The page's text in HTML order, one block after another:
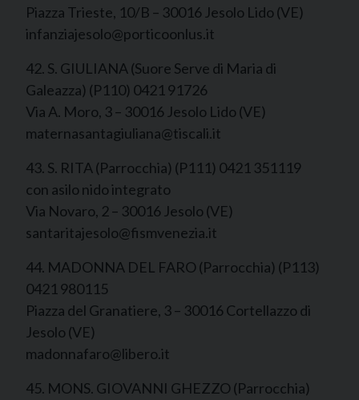
Piazza Trieste, 10/B – 30016 Jesolo Lido (VE)
infanziajesolo@porticoonlus.it
42. S. GIULIANA (Suore Serve di Maria di
Galeazza) (P110) 0421 91726
Via A. Moro, 3 – 30016 Jesolo Lido (VE)
maternasantagiuliana@tiscali.it
43. S. RITA (Parrocchia) (P111) 0421 351119
con asilo nido integrato
Via Novaro, 2 – 30016 Jesolo (VE)
santaritajesolo@fismvenezia.it
44. MADONNA DEL FARO (Parrocchia) (P113)
0421 980115
Piazza del Granatiere, 3 – 30016 Cortellazzo di
Jesolo (VE)
madonnafaro@libero.it
45. MONS. GIOVANNI GHEZZO (Parrocchia)